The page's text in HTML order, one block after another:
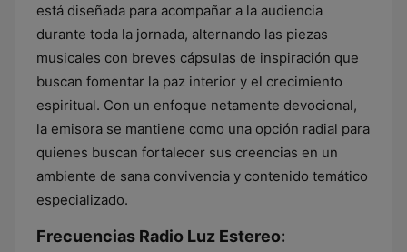
está diseñada para acompañar a la audiencia
durante toda la jornada, alternando las piezas
musicales con breves cápsulas de inspiración que
buscan fomentar la paz interior y el crecimiento
espiritual. Con un enfoque netamente devocional,
la emisora se mantiene como una opción radial para
quienes buscan fortalecer sus creencias en un
ambiente de sana convivencia y contenido temático
especializado.
Frecuencias Radio Luz Estereo: